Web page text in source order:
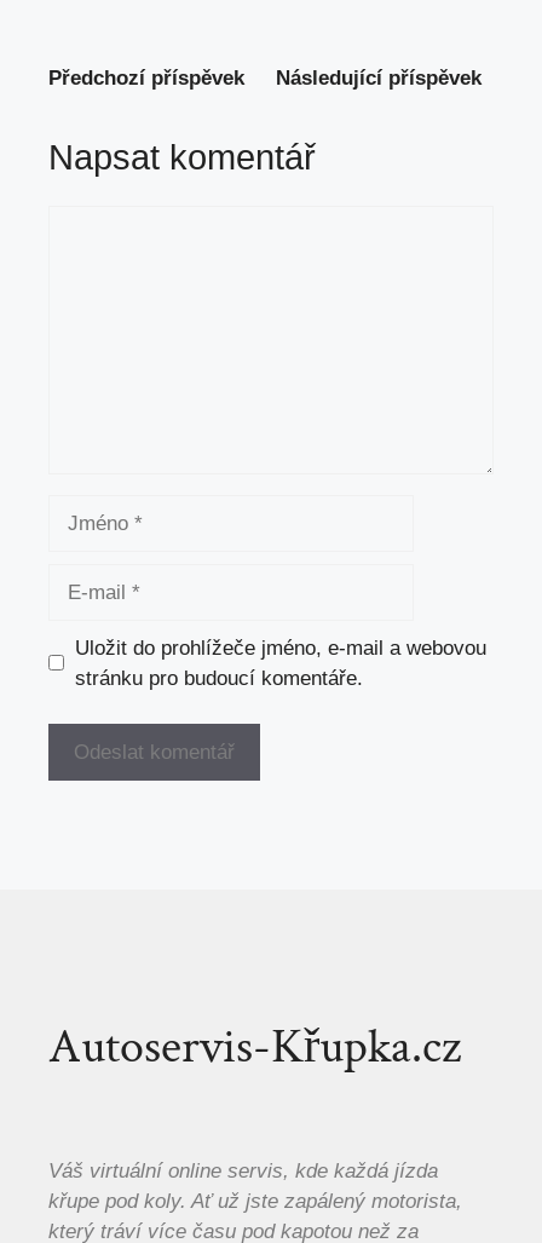
Předchozí příspěvek Následující příspěvek
Napsat komentář
Jméno
Uložit do prohlížeče jméno, e-mail a webovou
stránku pro budoucí komentáře.
Autoservis-Křupka.cz
Váš virtuální online servis, kde každá jízda
křupe pod koly. Ať už jste zapálený motorista,
který tráví více času pod kapotou než za